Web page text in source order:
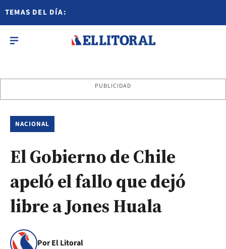
TEMAS DEL DÍA:
PUBLICIDAD
NACIONAL
El Gobierno de Chile
apeló el fallo que dejó
libre a Jones Huala
Por El Litoral